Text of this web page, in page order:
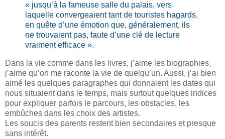
« jusqu’à la fameuse salle du palais, vers
laquelle convergeaient tant de touristes hagards,
en quête d’une émotion que, généralement, ils
ne trouvaient pas, faute d’une clé de lecture
vraiment efficace ».
Dans la vie comme dans les livres, j’aime les biographies,
j’aime qu’on me raconte la vie de quelqu’un. Aussi, j’ai bien
aimé les quelques paragraphes qui donnaient les dates qui
nous situaient dans le temps, mais surtout quelques indices
pour expliquer parfois le parcours, les obstacles, les
embûches dans les choix des artistes.
Les soucis des parents restent bien secondaires et presque
sans intérêt.